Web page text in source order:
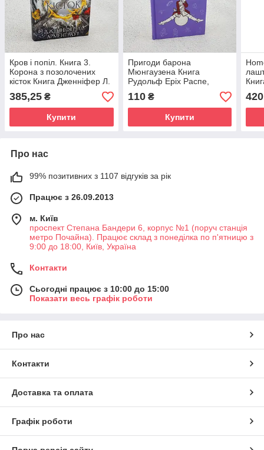
Кров і попіл. Книга 3.
Корона з позолочених
кісток Книга Дженніфер Л.
Арментраут, BookChef
(978-617-548-120-2)
385,25 ₴
Купити
Пригоди барона
Мюнгаузена Книга
Рудольф Еріх Распе,
Готфрід Бюргер, BookChef
(978-617-548-095-3)
110₴
Купити
420
Про нас
99% позитивних з 1107 відгуків за рік
Працює з 26.09.2013
м. Київ
проспект Степана Бандери 6, корпус №1 (поруч станція
метро Почайна). Працює склад з понеділка по п'ятницю з
9:00 до 18:00, Київ, Україна
Контакти
Сьогодні працює з 10:00 до 15:00
Показати весь графік роботи
Про нас
Контакти
Доставка та оплата
Графік роботи